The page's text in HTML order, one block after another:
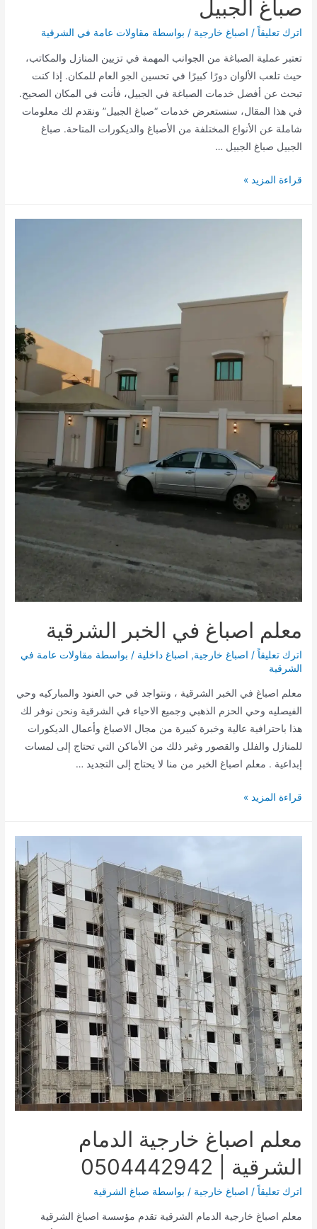
صباغ الجبيل
اترك تعليقاً / اصباغ خارجية / بواسطة مقاولات عامة في الشرقية
تعتبر عملية الصباغة من الجوانب المهمة في تزيين المنازل والمكاتب،
حيث تلعب الألوان دورًا كبيرًا في تحسين الجو العام للمكان. إذا كنت
تبحث عن أفضل خدمات الصباغة في الجبيل، فأنت في المكان الصحيح.
في هذا المقال، سنستعرض خدمات “صباغ الجبيل” ونقدم لك معلومات
شاملة عن الأنواع المختلفة من الأصباغ والديكورات المتاحة. صباغ
الجبيل صباغ الجبيل …
صباغ
قراءة المزيد »
معلم اصباغ في الخبر الشرقية
اترك تعليقاً / اصباغ خارجية, اصباغ داخلية / بواسطة مقاولات عامة في
الشرقية
معلم اصباغ في الخبر الشرقية ، ونتواجد في حي العنود والمباركيه وحي
الفيصليه وحي الحزم الذهبي وجميع الاحياء في الشرقية ونحن نوفر لك
هذا باحترافية عالية وخبرة كبيرة من مجال الاصباغ وأعمال الديكورات
للمنازل والفلل والقصور وغير ذلك من الأماكن التي تحتاج إلى لمسات
إبداعية . معلم اصباغ الخبر من منا لا يحتاج إلى التجديد …
معلم
قراءة المزيد »
معلم اصباغ خارجية الدمام
الشرقية | 0504442942
اترك تعليقاً / اصباغ خارجية / بواسطة صباغ الشرقية
معلم اصباغ خارجية الدمام الشرقية تقدم مؤسسة اصباغ الشرقية